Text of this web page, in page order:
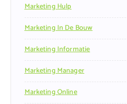
Marketing Hulp
Marketing In De Bouw
Marketing Informatie
Marketing Manager
Marketing Online